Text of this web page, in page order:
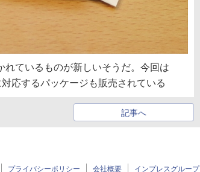
ているものが新しいそうだ。今回は
応するパッケージも販売されている
記事へ
プライバシーポリシー 会社概要 インプレスグループ